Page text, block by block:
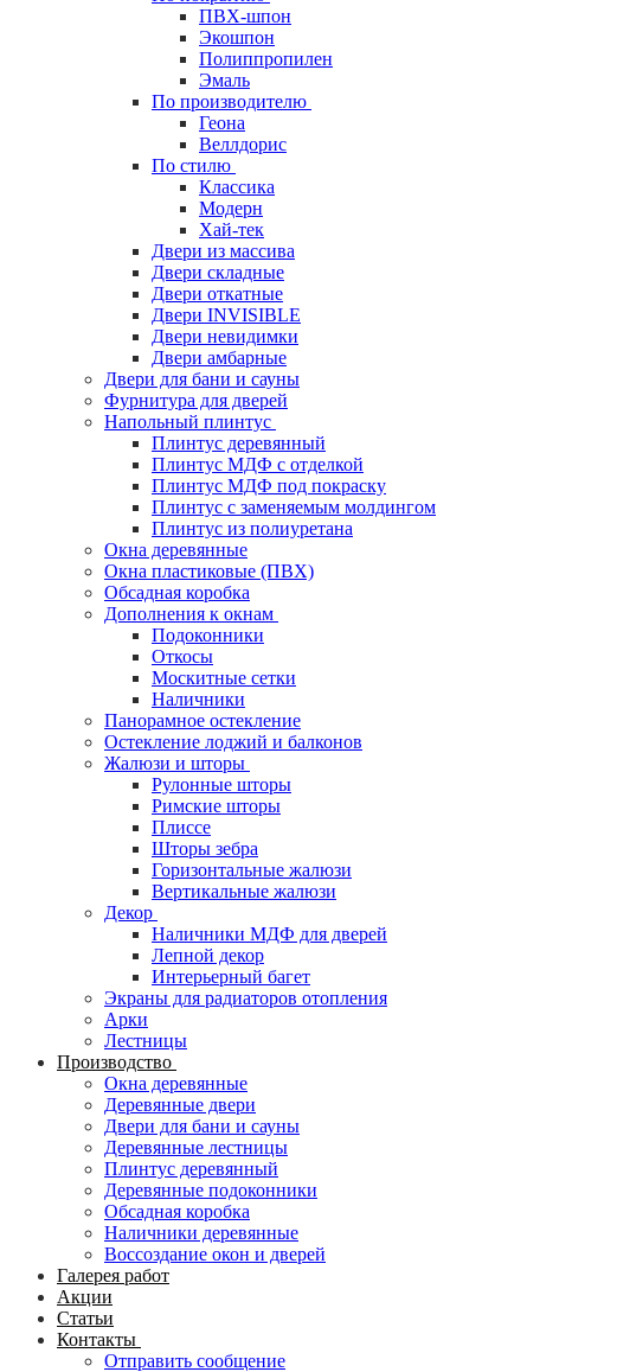
ПВХ-шпон
Экошпон
Полиппропилен
Эмаль
По производителю
Геона
Веллдорис
По стилю
Классика
Модерн
Хай-тек
Двери из массива
Двери складные
Двери откатные
Двери INVISIBLE
Двери невидимки
Двери амбарные
Двери для бани и сауны
Фурнитура для дверей
Напольный плинтус
Плинтус деревянный
Плинтус МДФ с отделкой
Плинтус МДФ под покраску
Плинтус с заменяемым молдингом
Плинтус из полиуретана
Окна деревянные
Окна пластиковые (ПВХ)
Обсадная коробка
Дополнения к окнам
Подоконники
Откосы
Москитные сетки
Наличники
Панорамное остекление
Остекление лоджий и балконов
Жалюзи и шторы
Рулонные шторы
Римские шторы
Плиссе
Шторы зебра
Горизонтальные жалюзи
Вертикальные жалюзи
Декор
Наличники МДФ для дверей
Лепной декор
Интерьерный багет
Экраны для радиаторов отопления
Арки
Лестницы
Производство
Окна деревянные
Деревянные двери
Двери для бани и сауны
Деревянные лестницы
Плинтус деревянный
Деревянные подоконники
Обсадная коробка
Наличники деревянные
Воссоздание окон и дверей
Галерея работ
Акции
Статьи
Контакты
Отправить сообщение